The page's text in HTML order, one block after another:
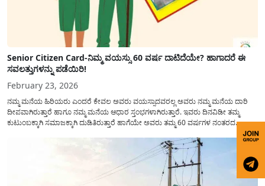
Senior Citizen Card-ನಿಮ್ಮ ವಯಸ್ಸು 60 ವರ್ಷ ದಾಟಿದೆಯೇ? ಹಾಗಾದರೆ ಈ
ಸವಲತ್ತುಗಳನ್ನು ಪಡೆಯಿರಿ!
February 23, 2026
ನಮ್ಮ ಮನೆಯ ಹಿರಿಯರು ಎಂದರೆ ಕೇವಲ ಅವರು ವಯಸ್ಸಾದವರಲ್ಲ ಅವರು ನಮ್ಮ ಮನೆಯ ದಾರಿ
ದೀಪವಾಗಿರುತ್ತಾರೆ ಹಾಗೂ ನಮ್ಮ ಮನೆಯ ಆಧಾರ ಸ್ತಂಭಗಳಾಗಿರುತ್ತಾರೆ. ಇವರು ದಿನವಿಡೀ ತಮ್ಮ
ಕುಟುಂಬಕ್ಕಾಗಿ ಸಮಾಜಕ್ಕಾಗಿ ದುಡಿತಿರುತ್ತಾರೆ ಹಾಗೆಯೇ ಅವರು ತಮ್ಮ 60 ವರ್ಷಗಳ ನಂತರದ
ಜೀವನವನ್ನು ನೆಮ್ಮದಿಯಿಂದ ಕಳೆಯಬೇಕೆಂಬುದು ಪ್ರತಿಯೊಬ್ಬರ ಕನಸಾಗಿರುತ್ತದೆ ಆದ್ದರಿಂದ ಸರ್ಕಾರವು